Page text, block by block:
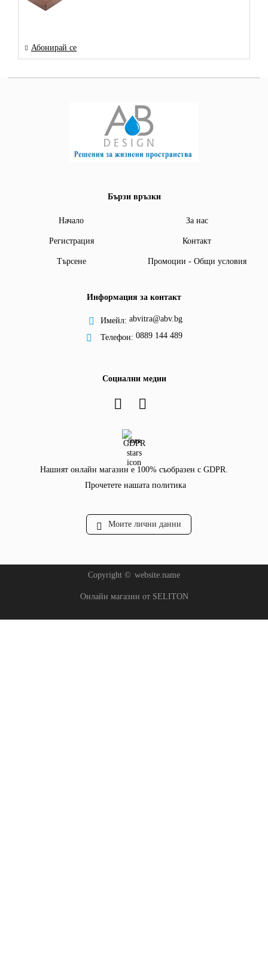
Абонирай се
Бързи връзки
Начало За нас
Регистрация Контакт
Търсене Промоции - Общи условия
Информация за контакт
Имейл: abvitra@abv.bg
Телефон: 0889 144 489
Социални медии
GDPR
Нашият онлайн магазин е 100% съобразен с GDPR.
Прочетете нашата политика
Моите лични данни
Copyright © website.name
Онлайн магазин от SELITON